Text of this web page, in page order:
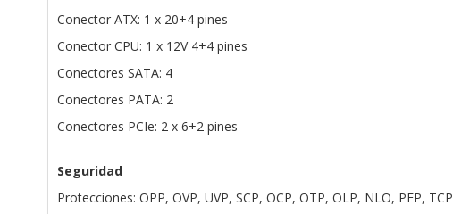
Conector ATX: 1 x 20+4 pines
Conector CPU: 1 x 12V 4+4 pines
Conectores SATA: 4
Conectores PATA: 2
Conectores PCIe: 2 x 6+2 pines
Seguridad
Protecciones: OPP, OVP, UVP, SCP, OCP, OTP, OLP, NLO, PFP, TCP